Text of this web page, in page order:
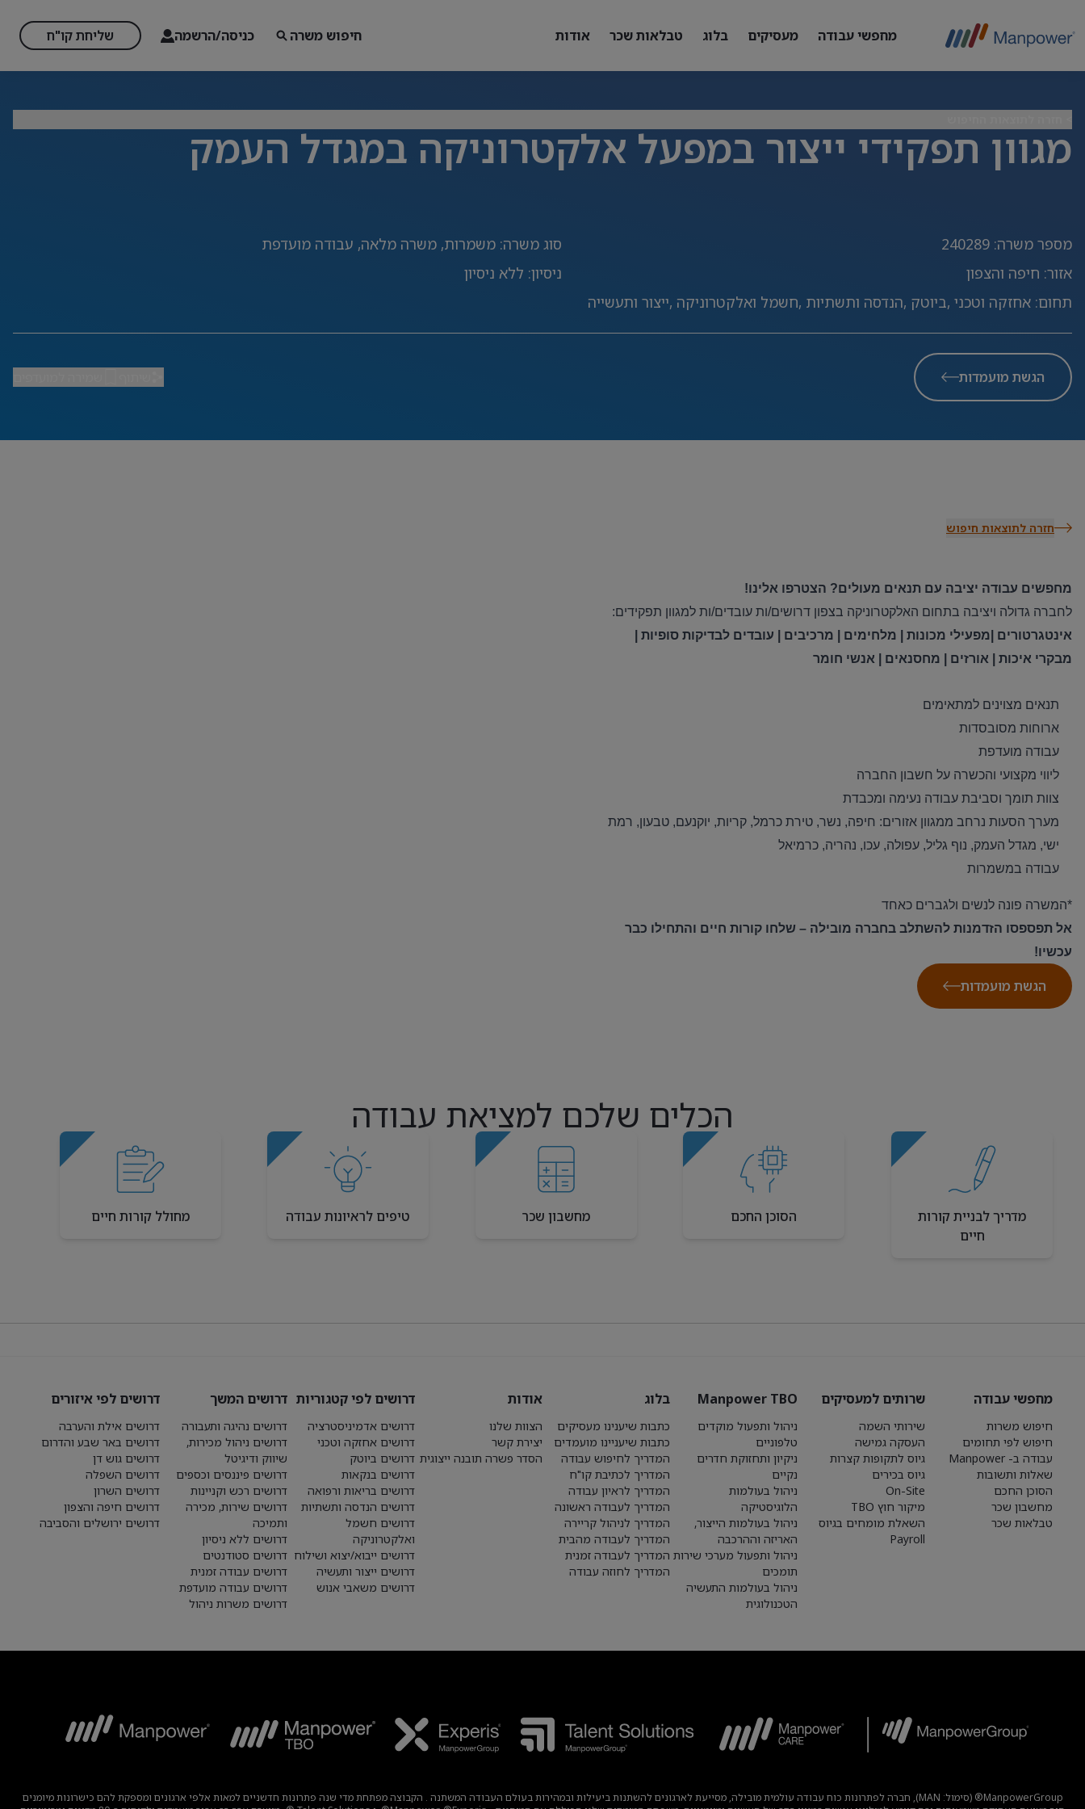
מחפשי עבודה מעסיקים בלוג טבלאות שכר אודות חיפוש משרה כניסה/הרשמה שליחת קו"ח
מגוון תפקידי ייצור במפעל אלקטרוניקה במגדל העמק
מספר משרה:
240289 סוג משרה: משמרות, משרה מלאה, עבודה מועדפת
אזור: חיפה והצפון ניסיון: ללא ניסיון
תחום: אחזקה וטכני ,ביוטק ,הנדסה ותשתיות ,חשמל ואלקטרוניקה ,ייצור ותעשייה
הגשת מועמדות
חזרה לתוצאות חיפוש
מחפשים עבודה יציבה עם תנאים מעולים? הצטרפו אלינו!
לחברה גדולה ויציבה בתחום האלקטרוניקה בצפון דרושים/ות עובדים/ות למגוון תפקידים:
אינטגרטורים |מפעילי מכונות | מלחימים | מרכיבים | עובדים לבדיקות סופיות |
מבקרי איכות | אורזים | מחסנאים | אנשי חומר
תנאים מצוינים למתאימים
ארוחות מסובסדות
עבודה מועדפת
ליווי מקצועי והכשרה על חשבון החברה
צוות תומך וסביבת עבודה נעימה ומכבדת
מערך הסעות נרחב ממגוון אזורים: חיפה, נשר, טירת כרמל, קריות, יוקנעם, טבעון, רמת
ישי, מגדל העמק, נוף גליל, עפולה, עכו, נהריה, כרמיאל
עבודה במשמרות
*המשרה פונה לנשים ולגברים כאחד
אל תפספסו הזדמנות להשתלב בחברה מובילה – שלחו קורות חיים והתחילו כבר
עכשיו!
הגשת מועמדות
הכלים שלכם למציאת עבודה
מדריך לבניית קורות
חיים
הסוכן החכם מחשבון שכר טיפים לראיונות עבודה מחולל קורות חיים
מחפשי עבודה
חיפוש משרות
חיפוש לפי תחומים
עבודה ב- Manpower
שאלות ותשובות
הסוכן החכם
מחשבון שכר
טבלאות שכר
שרותים למעסיקים
שירותי השמה
העסקה גמישה
גיוס לתקופות קצרות
גיוס בכירים
On-Site
מיקור חוץ TBO
השאלת מומחים בגיוס
Payroll
Manpower TBO
ניהול ותפעול מוקדים
טלפוניים
ניקיון ותחזוקת חדרים
נקיים
ניהול בעולמות
הלוגיסטיקה
ניהול בעולמות הייצור,
האריזה וההרכבה
ניהול ותפעול מערכי שירות
תומכים
ניהול בעולמות התעשיה
הטכנולוגית
בלוג
כתבות שיענינו מעסיקים
כתבות שיעניינו מועמדים
המדריך לחיפוש עבודה
המדריך לכתיבת קו"ח
המדריך לראיון עבודה
המדריך לעבודה ראשונה
המדריך לניהול קריירה
המדריך לעבודה מהבית
המדריך לעבודה זמנית
המדריך לחוזה עבודה
אודות
הצוות שלנו
יצירת קשר
הסדר פשרה תובנה ייצוגית
דרושים לפי קטגוריות
דרושים אדמיניסטרציה
דרושים אחזקה וטכני
דרושים ביוטק
דרושים בנקאות
דרושים בריאות ורפואה
דרושים הנדסה ותשתיות
דרושים חשמל
ואלקטרוניקה
דרושים ייבוא/יצוא ושילוח
דרושים ייצור ותעשיה
דרושים משאבי אנוש
דרושים המשך
דרושים נהיגה ותעבורה
דרושים ניהול מכירות,
שיווק ודיגיטל
דרושים פיננסים וכספים
דרושים רכש וקניינות
דרושים שירות, מכירה
ותמיכה
דרושים ללא ניסיון
דרושים סטודנטים
דרושים עבודה זמנית
דרושים עבודה מועדפת
דרושים משרות ניהול
דרושים לפי איזורים
דרושים אילת והערבה
דרושים באר שבע והדרום
דרושים גוש דן
דרושים השפלה
דרושים השרון
דרושים חיפה והצפון
דרושים ירושלים והסביבה
ManpowerGroup® (סימול: MAN), חברה לפתרונות כוח עבודה עולמית מובילה, מסייעת לארגונים להשתנות ביעילות ובמהירות בעולם העבודה המשתנה . הקבוצה מפתחת מדי שנה פתרונות חדשניים למאות אלפי ארגונים ומספקת להם כישרונות מיומנים